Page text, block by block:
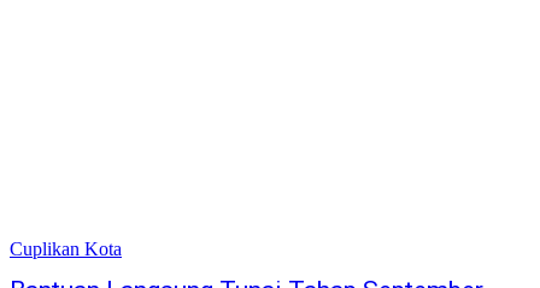
Cuplikan Kota